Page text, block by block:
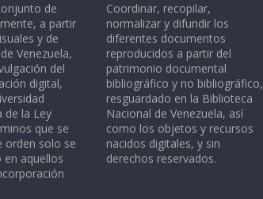
de
a partir
y de
Venezuela,
del
digital,
de la Ley
que se
orden solo se
aquellos
Coordinar, recopilar,
normalizar y difundir los
diferentes documentos
reproducidos a partir del
patrimonio documental
bibliográfico y no bibliográfico,
resguardado en la Biblioteca
Nacional de Venezuela, así
como los objetos y recursos
nacidos digitales, y sin
derechos reservados.